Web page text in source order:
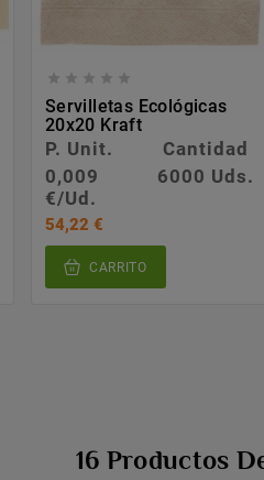
    
Servilletas Ecológicas
20x20 Kraft
P. Unit.
Cantidad
0,009
€/Ud.
6000 Uds.
54,22 €
CARRITO
16 Productos